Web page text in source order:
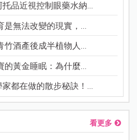
托品近視控制眼藥水納...
是無法改變的現實，...
竹酒產後成半植物人...
的黃金睡眠：為什麼...
家都在做的散步秘訣！...
看更多